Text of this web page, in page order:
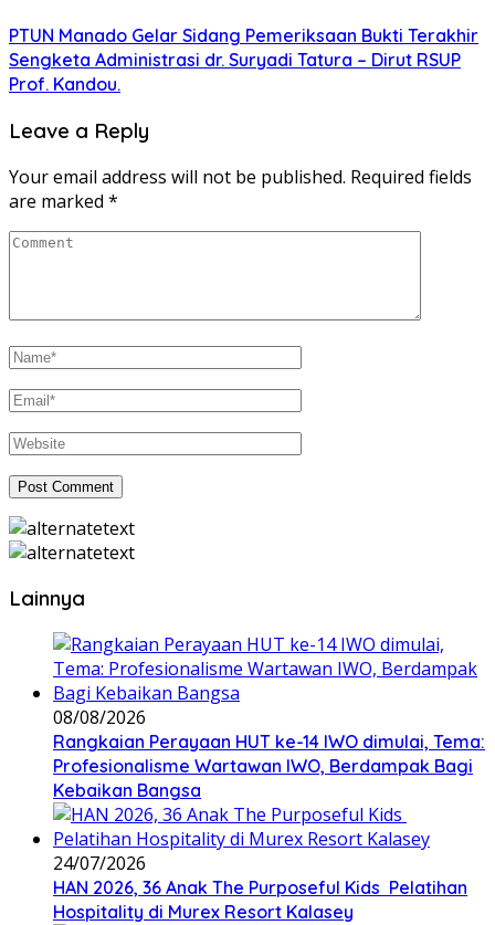
PTUN Manado Gelar Sidang Pemeriksaan Bukti Terakhir
Sengketa Administrasi dr. Suryadi Tatura – Dirut RSUP
Prof. Kandou.
Leave a Reply
Your email address will not be published. Required fields
are marked *
Lainnya
08/08/2026
Rangkaian Perayaan HUT ke-14 IWO dimulai, Tema:
Profesionalisme Wartawan IWO, Berdampak Bagi
Kebaikan Bangsa
24/07/2026
HAN 2026, 36 Anak The Purposeful Kids Pelatihan
Hospitality di Murex Resort Kalasey